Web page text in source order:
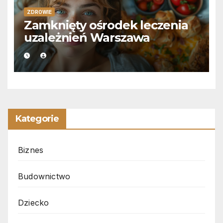
ZDROWIE
Zamknięty ośrodek leczenia
uzależnień Warszawa
Kategorie
Biznes
Budownictwo
Dziecko